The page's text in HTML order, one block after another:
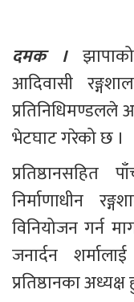
दमक ।
आदिवासी
प्रतिनिधिमण्डलले
भेटघाट गरेको छ ।
निर्माणाधीन
विनियोजन गर्न
जनार्दन
प्रतिष्ठानका